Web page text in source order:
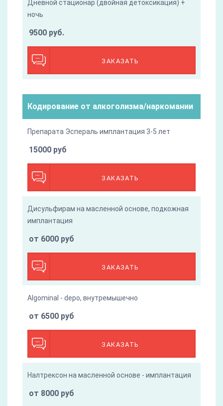
Дневной стационар (двойная детоксикация) +
ночь
ЗАКАЗАТЬ
9500 руб.
Кодирование от алкоголизма/наркомании
Препарата Эспераль имплантация 3-5 лет
ЗАКАЗАТЬ
15000 руб
Дисульфирам на масленной основе, подкожная
имплантация
ЗАКАЗАТЬ
от 6000 руб
Algominal - depo, внутремышечно
ЗАКАЗАТЬ
от 6500 руб
Налтрексон на масленной основе - имплантация
от 8000 руб